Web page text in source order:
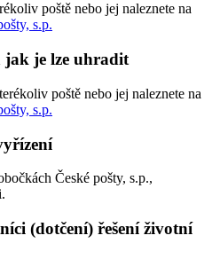
poště nebo jej naleznete na
s.p.
jak je lze uhradit
poště nebo jej naleznete na
s.p.
České pošty, s.p.,
(dotčení) řešení životní